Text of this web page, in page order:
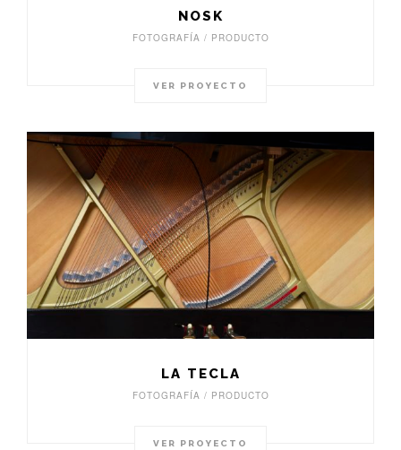
NOSK
FOTOGRAFÍA / PRODUCTO
VER PROYECTO
LA TECLA
FOTOGRAFÍA / PRODUCTO
VER PROYECTO